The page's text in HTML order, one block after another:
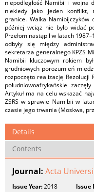
niepodległość Namibii i
niekiedy jako jeden konflikt,
granice. Walka
później wciąż nie było widać
Przełom nastąpił w latach
odbyły się między
sekretarza generalnego KPZS
Namibii kluczowym rokiem
grudniowych porozumień
rozpoczęto realizację Rezolucji
południowoafrykańskie
Artykuł ma na celu wskazać
ZSRS w sprawie Namibii w
czasie jego trwania (Moskwa,
Details
Contents
Journal: Acta
Issue Year:2018 Issue